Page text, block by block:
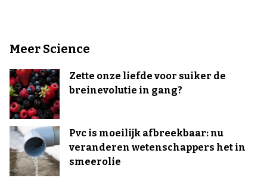
Meer Science
Zette onze liefde voor suiker de
breinevolutie in gang?
Pvc is moeilijk afbreekbaar: nu
veranderen wetenschappers het in
smeerolie